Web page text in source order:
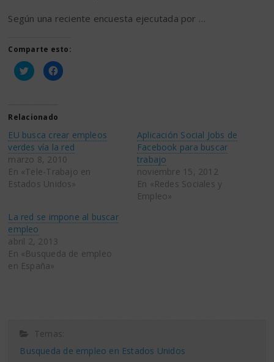
Según una reciente encuesta ejecutada por …
Comparte esto:
Haz
clic
(Se
abre
una
ventana
nueva)
Haz
clic
una
ventana
nueva)
Relacionado
EU busca crear empleos
verdes vía la red
marzo 8, 2010
En «Tele-Trabajo en
Estados Unidos»
Aplicación Social Jobs de
Facebook para buscar
trabajo
noviembre 15, 2012
En «Redes Sociales y
Empleo»
La red se impone al buscar
empleo
abril 2, 2013
En «Busqueda de empleo
en España»
Temas:
Busqueda de empleo en Estados Unidos